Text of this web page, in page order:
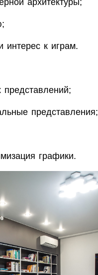
архитектуры;
интерес к играм.
представлений;
представления;
графики.